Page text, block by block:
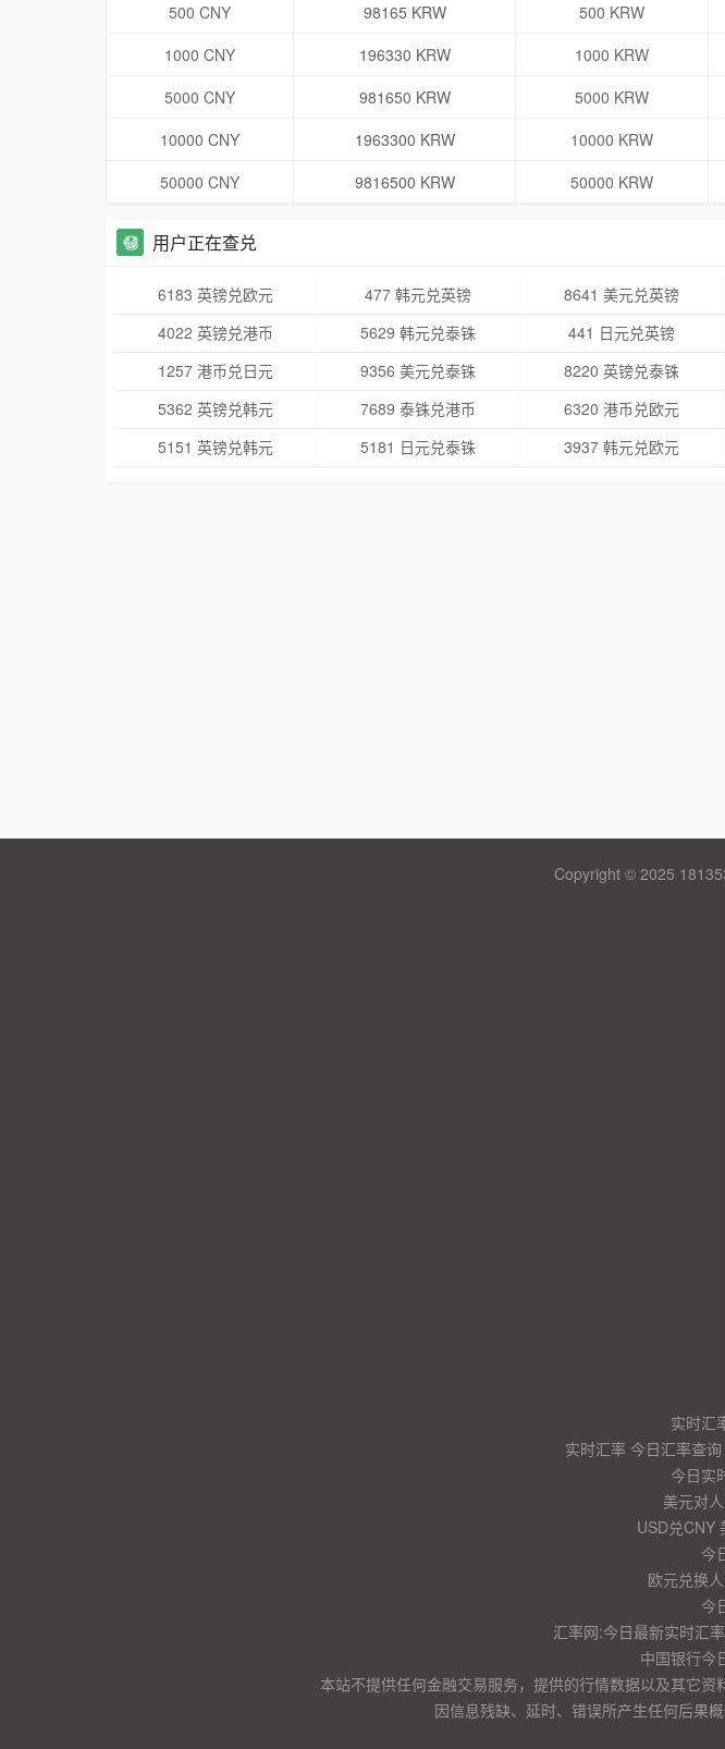
500 CNY
98165 KRW 500 KRW
1000 CNY
196330 KRW 1000 KRW
5000 CNY
981650 KRW 5000 KRW
10000 CNY
1963300 KRW 10000 KRW
50000 CNY
9816500 KRW 50000 KRW
用户正在查兑
6183 英镑兑欧元 477 韩元兑英镑 8641 美元兑英镑
4022 英镑兑港币
5629 韩元兑泰铢 441 日元兑英镑
1257 港币兑日元
9356 美元兑泰铢 8220 英镑兑泰铢
5362 英镑兑韩元
7689 泰铢兑港币 6320 港币兑欧元
5151 英镑兑韩元
5181 日元兑泰铢 3937 韩元兑欧元
Copyright © 2025
实时汇
实时汇率 今日汇率查
今日实
美元对
USD兑CNY
今
欧元兑换
今
汇率网:今日最新实时汇
中国银行今
本站不提供任何金融交易服务，提供的行情数据以及其它
因信息残缺、延时、错误所产生任何后果